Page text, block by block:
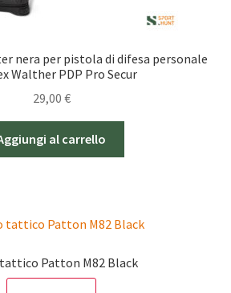
nera per pistola di difesa personale
Walther PDP Pro Secur
29,00 €
al carrello
Patton M82 Black